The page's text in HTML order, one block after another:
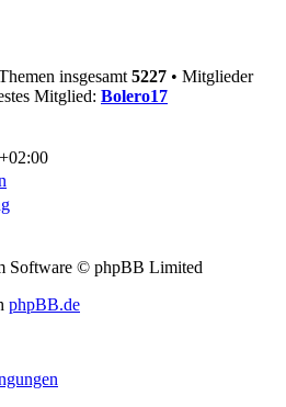
insgesamt5227 • Mitglieder
Mitglied: Bolero17
Software © phpBB Limited
phpBB.de